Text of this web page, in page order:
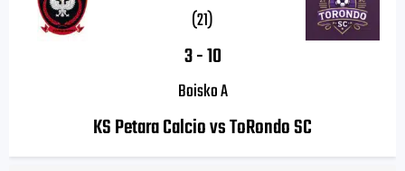
(21)
3-10
Boisko A
KS Petara Calcio vs ToRondo SC